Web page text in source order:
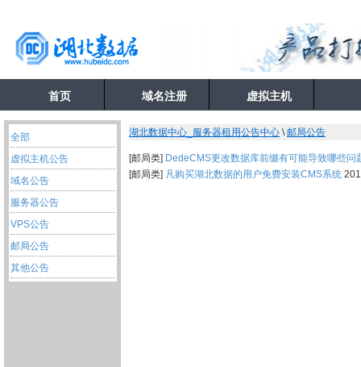
首页 域名注册 虚拟主机
全部
虚拟主机公告
域名公告
服务器公告
VPS公告
邮局公告
其他公告
湖北数据中心_服务器租用公告中心 \邮局公告
[邮局类] DedeCMS更改数据库前缀有可能导致哪些问
[邮局类] 凡购买湖北数据的用户免费安装CMS系统